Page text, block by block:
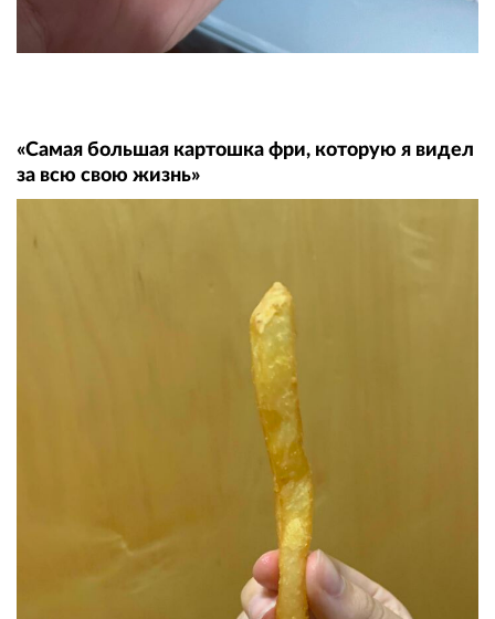
«Самая большая картошка фри, которую я видел
за всю свою жизнь»